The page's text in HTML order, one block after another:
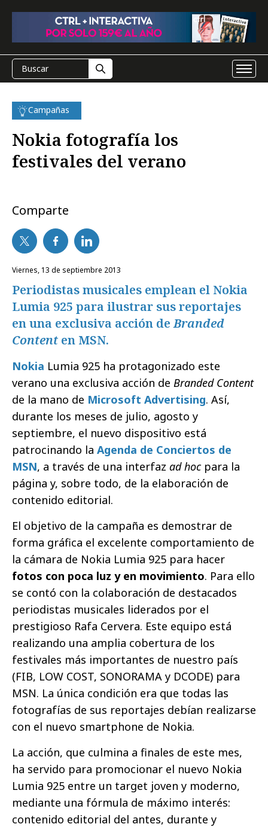
Campañas
Nokia fotografía los
festivales del verano
Comparte
viernes, 13 de septiembre 2013
Periodistas musicales emplean el Nokia
Lumia 925 para ilustrar sus reportajes
en una exclusiva acción deBranded
Content en MSN.
Nokia Lumia 925 ha protagonizado este
verano una exclusiva acción de Branded Content
de la mano de Microsoft Advertising. Así,
durante los meses de julio, agosto y
septiembre, el nuevo dispositivo está
patrocinando la Agenda de Conciertos de
MSN, a través de una interfaz ad hocpara la
página y, sobre todo, de la elaboración de
contenido editorial.
El objetivo de la campaña es demostrar de
forma gráfica el excelente comportamiento de
la cámara de Nokia Lumia 925 para hacer
fotos con poca luz y en movimiento. Para ello
se contó con la colaboración de destacados
periodistas musicales liderados por el
prestigioso Rafa Cervera. Este equipo está
realizando una amplia cobertura de los
festivales más importantes de nuestro país
(FIB, LOW COST, SONORAMA y DCODE) para
MSN. La única condición era que todas las
fotografías de sus reportajes debían realizarse
con el nuevo smartphone de Nokia.
La acción, que culmina a finales de este mes,
ha servido para promocionar el nuevo Nokia
Lumia 925 entre un target joven y moderno,
mediante una fórmula de máximo interés:
contenido editorial del antes, durante y